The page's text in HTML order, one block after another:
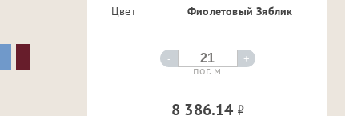
Цвет
Фиолетовый Зяблик
- +
пог. м
8 386.14